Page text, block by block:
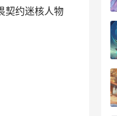
契约迷核人物